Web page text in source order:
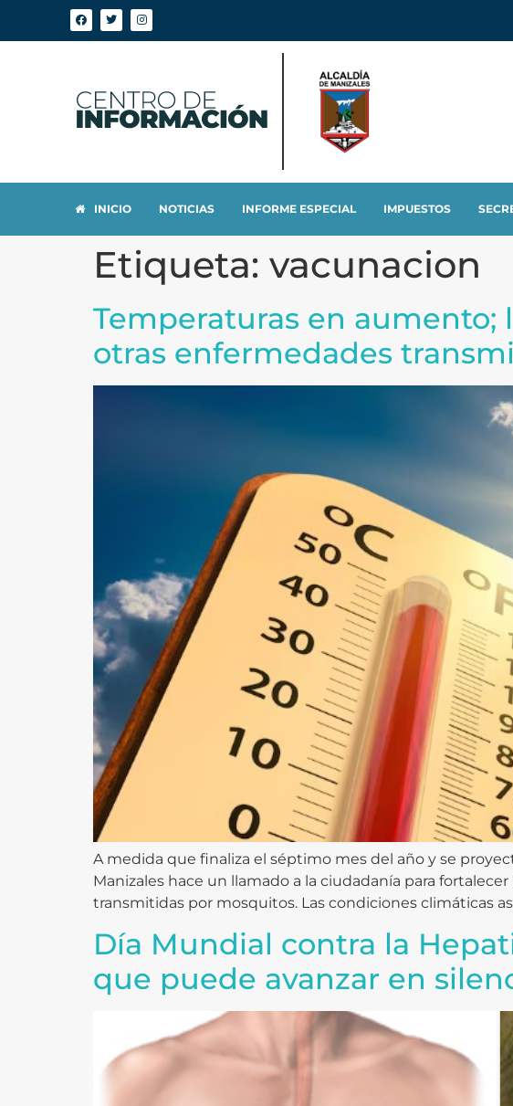
INICIO NOTICIAS INFORME ESPECIAL IMPUESTOS
Etiqueta: vacunacion
Temperaturas en
otras enfermedades
A medida que finaliza el séptimo mes del año y se
Manizales hace un llamado a la ciudadanía para
transmitidas por mosquitos. Las condiciones climáticas
Día Mundial contra la
que puede avanzar en